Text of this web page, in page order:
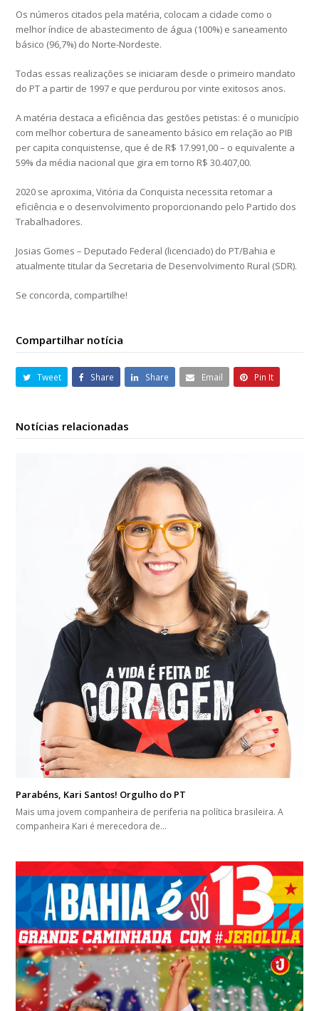
Os números citados pela matéria, colocam a cidade como o
melhor índice de abastecimento de água (100%) e saneamento
básico (96,7%) do Norte-Nordeste.
Todas essas realizações se iniciaram desde o primeiro mandato
do PT a partir de 1997 e que perdurou por vinte exitosos anos.
A matéria destaca a eficiência das gestões petistas: é o município
com melhor cobertura de saneamento básico em relação ao PIB
per capita conquistense, que é de R$ 17.991,00 – o equivalente a
59% da média nacional que gira em torno R$ 30.407,00.
2020 se aproxima, Vitória da Conquista necessita retomar a
eficiência e o desenvolvimento proporcionando pelo Partido dos
Trabalhadores.
Josias Gomes – Deputado Federal (licenciado) do PT/Bahia e
atualmente titular da Secretaria de Desenvolvimento Rural (SDR).
Se concorda, compartilhe!
Compartilhar notícia
Tweet Share Share Email Pin It
Notícias relacionadas
Parabéns, Kari Santos! Orgulho do PT
Mais uma jovem companheira de periferia na política brasileira. A
companheira Kari é merecedora de…